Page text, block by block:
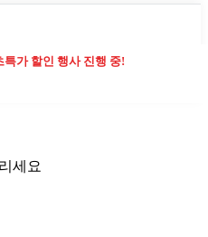
특가 할인 행사 진행 중!
세요